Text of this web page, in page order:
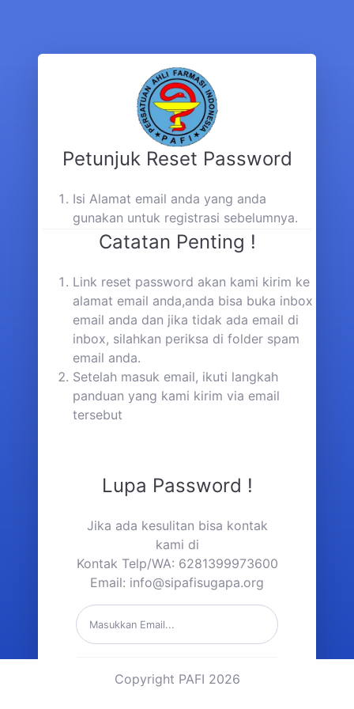
Petunjuk Reset Password
Isi Alamat email anda yang anda
gunakan untuk registrasi sebelumnya.
Catatan Penting !
Link reset password akan kami kirim ke
alamat email anda,anda bisa buka inbox
email anda dan jika tidak ada email di
inbox, silahkan periksa di folder spam
email anda.
Setelah masuk email, ikuti langkah
panduan yang kami kirim via email
tersebut
Lupa Password !
Jika ada kesulitan bisa kontak
kami di
Kontak Telp/WA: 6281399973600
Email: info@sipafisugapa.org
Kirim Link Reset Password
Copyright PAFI 2026